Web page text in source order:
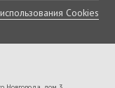
Cookies